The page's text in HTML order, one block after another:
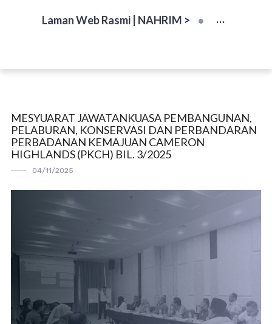
Laman Web Rasmi | NAHRIM >
MESYUARAT JAWATANKUASA PEMBANGUNAN,
PELABURAN, KONSERVASI DAN PERBANDARAN
PERBADANAN KEMAJUAN CAMERON
HIGHLANDS (PKCH) BIL. 3/2025
04/11/2025